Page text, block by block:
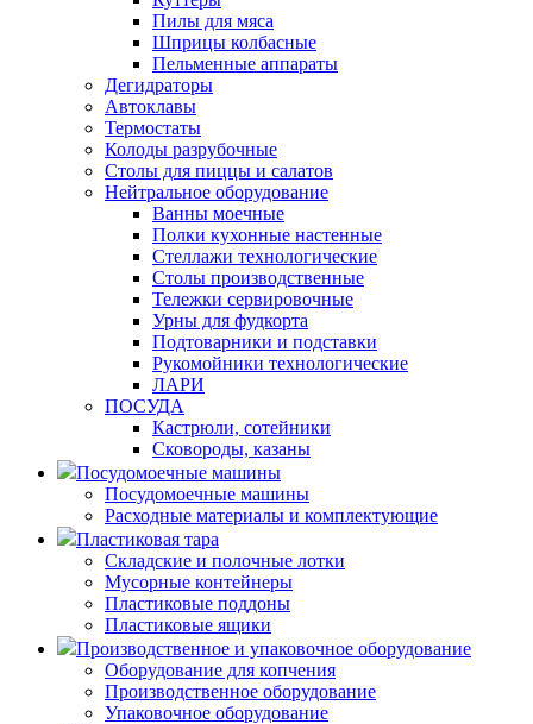
Пилы для мяса
Шприцы колбасные
Пельменные аппараты
Дегидраторы
Автоклавы
Термостаты
Колоды разрубочные
Столы для пиццы и салатов
Нейтральное оборудование
Ванны моечные
Полки кухонные настенные
Стеллажи технологические
Столы производственные
Тележки сервировочные
Урны для фудкорта
Подтоварники и подставки
Рукомойники технологические
ЛАРИ
ПОСУДА
Кастрюли, сотейники
Сковороды, казаны
Посудомоечные машины
Посудомоечные машины
Расходные материалы и комплектующие
Пластиковая тара
Складские и полочные лотки
Мусорные контейнеры
Пластиковые поддоны
Пластиковые ящики
Производственное и упаковочное оборудование
Оборудование для копчения
Производственное оборудование
Упаковочное оборудование